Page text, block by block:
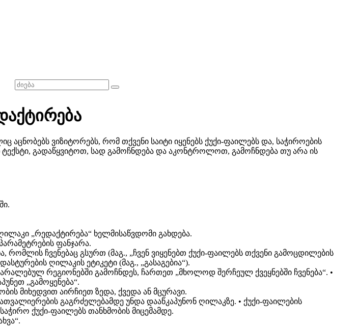
ვიზიტორებს, რომ თქვენი საიტი იყენებს ქუქი-ფაილებს და, საჭიროების
გადაწყვიტოთ, სად გამოჩნდება და აკონტროლოთ, გამოჩნდება თუ არა ის
„რედაქტირება“ ხელმისაწვდომი გახდება.
ფანჯარა.
რომლის ჩვენებაც გსურთ (მაგ., „ჩვენ ვიყენებთ ქუქი-ფაილებს თქვენი გამოცდილების
ღილაკის ეტიკეტი (მაგ., „გასაგებია“).
რეგიონებში გამოჩნდეს, ჩართეთ „მხოლოდ შერჩეულ ქვეყნებში ჩვენება“. •
„გამოყენება“.
მიხედვით აირჩიეთ ზედა, ქვედა ან მცურავი.
გაგრძელებამდე უნდა დააწკაპუნონ ღილაკზე. • ქუქი-ფაილების
ქუქი-ფაილებს თანხმობის მიცემამდე.